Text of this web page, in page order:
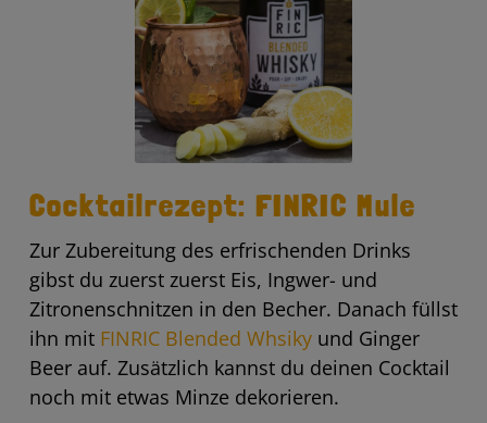
Cocktailrezept: FINRIC Mule
Zur Zubereitung des erfrischenden Drinks
gibst du zuerst zuerst Eis, Ingwer- und
Zitronenschnitzen in den Becher. Danach füllst
ihn mit FINRIC Blended Whsikyund Ginger
Beer auf. Zusätzlich kannst du deinen Cocktail
noch mit etwas Minze dekorieren.